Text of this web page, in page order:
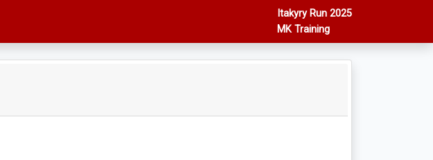
Itakyry Run 2025
MK Training